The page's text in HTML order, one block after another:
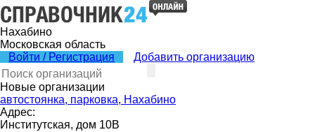
Нахабино
Московская область
Войти / Регистрация
Добавить организацию
Новые организации
автостоянка, парковка, Нахабино
Адрес:
Институтская, дом 10В